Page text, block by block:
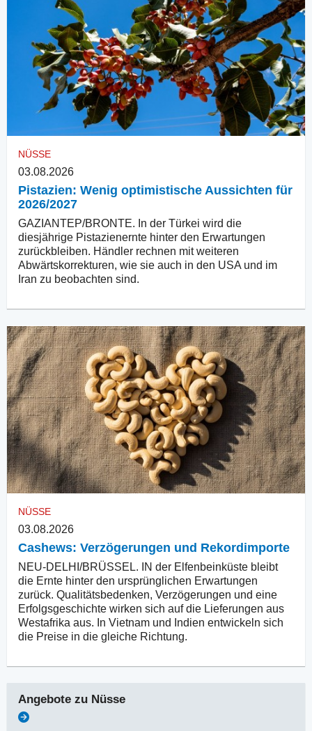
NÜSSE
03.08.2026
Pistazien: Wenig optimistische Aussichten für
2026/2027
GAZIANTEP/BRONTE. In der Türkei wird die
diesjährige Pistazienernte hinter den Erwartungen
zurückbleiben. Händler rechnen mit weiteren
Abwärtskorrekturen, wie sie auch in den USA und im
Iran zu beobachten sind.
NÜSSE
03.08.2026
Cashews: Verzögerungen und Rekordimporte
NEU-DELHI/BRÜSSEL. IN der Elfenbeinküste bleibt
die Ernte hinter den ursprünglichen Erwartungen
zurück. Qualitätsbedenken, Verzögerungen und eine
Erfolgsgeschichte wirken sich auf die Lieferungen aus
Westafrika aus. In Vietnam und Indien entwickeln sich
die Preise in die gleiche Richtung.
Angebote zu Nüsse